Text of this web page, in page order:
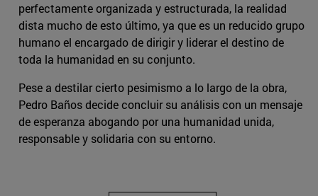
perfectamente organizada y estructurada, la realidad
dista mucho de esto último, ya que es un reducido grupo
humano el encargado de dirigir y liderar el destino de
toda la humanidad en su conjunto.
Pese a destilar cierto pesimismo a lo largo de la obra,
Pedro Baños decide concluir su análisis con un mensaje
de esperanza abogando por una humanidad unida,
responsable y solidaria con su entorno.